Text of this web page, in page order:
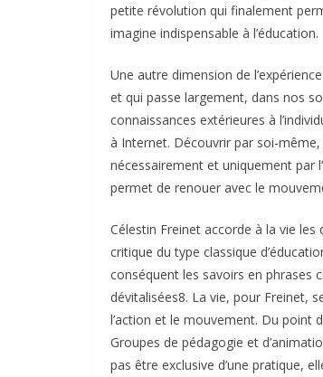
petite révolution qui finalement
imagine indispensable à l’éducation.
Une autre dimension de
et qui passe largement, dans nos
connaissances extérieures à
à Internet. Découvrir par soi-
nécessairement et uniquement par
permet de renouer avec le
Célestin Freinet accorde à la vie
critique du type classique
conséquent les savoirs en phrases
dévitalisées8. La vie, pour Freinet,
l’action et le mouvement. Du point
Groupes de pédagogie et
pas être exclusive d’une pratique,